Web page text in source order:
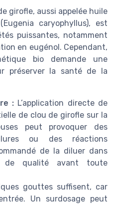
girofle, aussi appelée huile
caryophyllus), est
puissantes, notamment
en eugénol. Cependant,
bio demande une
préserver la santé de la
: L’application directe de
de clou de girofle sur la
peut provoquer des
ou des réactions
de la diluer dans
de qualité avant toute
gouttes suffisent, car
Un surdosage peut